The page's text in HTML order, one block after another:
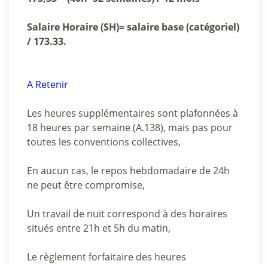
Salaire Horaire (SH)= salaire base (catégoriel)
/ 173.33.
A Retenir
Les heures supplémentaires sont plafonnées à
18 heures par semaine (A.138), mais pas pour
toutes les conventions collectives,
En aucun cas, le repos hebdomadaire de 24h
ne peut être compromise,
Un travail de nuit correspond à des horaires
situés entre 21h et 5h du matin,
Le règlement forfaitaire des heures